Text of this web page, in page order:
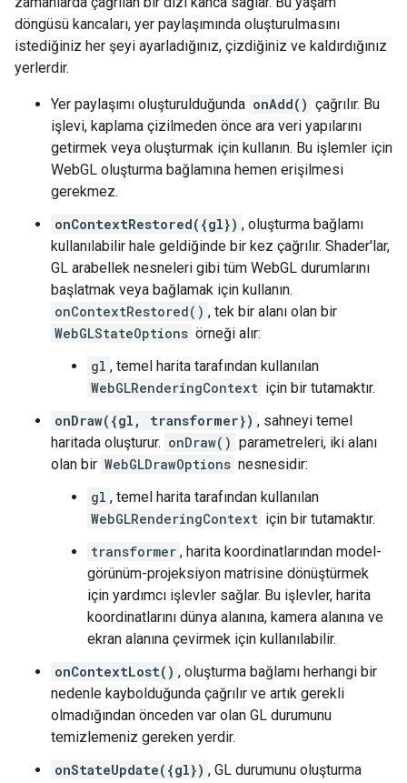
döngüsü kancaları, yer paylaşımında oluşturulmasını
istediğiniz her şeyi ayarladığınız, çizdiğiniz ve kaldırdığınız
yerlerdir.
Yer paylaşımı oluşturulduğunda onAdd() çağrılır. Bu
işlevi, kaplama çizilmeden önce ara veri yapılarını
getirmek veya oluşturmak için kullanın. Bu işlemler için
WebGL oluşturma bağlamına hemen erişilmesi
gerekmez.
onContextRestored({gl}) , oluşturma bağlamı
kullanılabilir hale geldiğinde bir kez çağrılır. Shader'lar,
GL arabellek nesneleri gibi tüm WebGL durumlarını
başlatmak veya bağlamak için kullanın.
onContextRestored() , tek bir alanı olan bir
WebGLStateOptions örneği alır:
gl , temel harita tarafından kullanılan
WebGLRenderingContext için bir tutamaktır.
onDraw({gl, transformer}) , sahneyi temel
haritada oluşturur. onDraw() parametreleri, iki alanı
olan bir WebGLDrawOptions nesnesidir:
gl , temel harita tarafından kullanılan
WebGLRenderingContext için bir tutamaktır.
transformer , harita koordinatlarından model-
görünüm-projeksiyon matrisine dönüştürmek
için yardımcı işlevler sağlar. Bu işlevler, harita
koordinatlarını dünya alanına, kamera alanına ve
ekran alanına çevirmek için kullanılabilir.
onContextLost() , oluşturma bağlamı herhangi bir
nedenle kaybolduğunda çağrılır ve artık gerekli
olmadığından önceden var olan GL durumunu
temizlemeniz gereken yerdir.
onStateUpdate({gl}) , GL durumunu oluşturma